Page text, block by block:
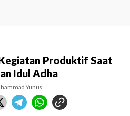
Produktif Saat
Idul Adha
Yunus